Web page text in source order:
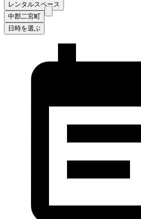
レンタルスペース
中郡二宮町
日時を選ぶ